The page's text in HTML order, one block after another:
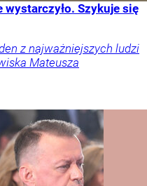
Szykuje się
z najważniejszych ludzi
Mateusza